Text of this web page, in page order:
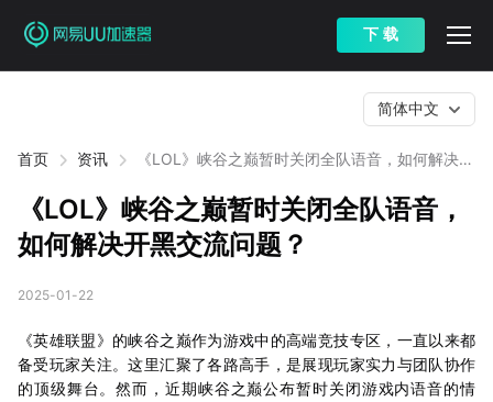
下 载
首页 资讯
《LOL》峡谷之巅暂时关闭全队语音，如何解决开
简体中文
《LOL》峡谷之巅暂时关闭全队语音，
如何解决开黑交流问题？
2025-01-22
《英雄联盟》的峡谷之巅作为游戏中的高端竞技专区，一直以来都
备受玩家关注。这里汇聚了各路高手，是展现玩家实力与团队协作
的顶级舞台。然而，近期峡谷之巅公布暂时关闭游戏内语音的情